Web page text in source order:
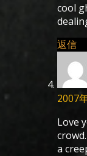
cool
返信
2007
Love
a